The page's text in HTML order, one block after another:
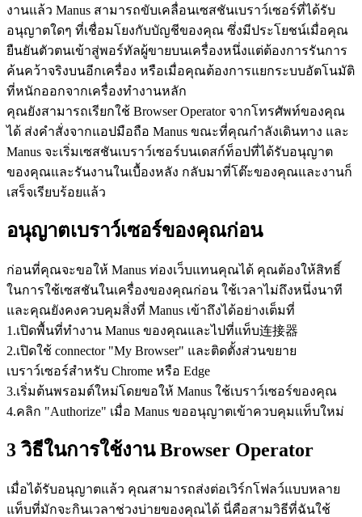
งานแล้ว Manus สามารถขับเคลื่อนเซสชันเบราว์เซอร์ที่ได้รับ
อนุญาตใดๆ ที่เชื่อมโยงกับบัญชีของคุณ ซึ่งมีประโยชน์เมื่อคุณ
ยืนยันตัวตนเข้าสู่พอร์ทัลผู้ขายบนเครื่องหนึ่งแต่ต้องการรันการ
ค้นคว้าจริงบนอีกเครื่อง หรือเมื่อคุณต้องการแยกระบบอัตโนมัติ
ที่หนักออกจากเครื่องทำงานหลัก
คุณยังสามารถเรียกใช้ Browser Operator จากโทรศัพท์ของคุณ
ได้ ส่งคำสั่งจากแอปมือถือ Manus ขณะที่คุณกำลังเดินทาง และ
Manus จะเริ่มเซสชันเบราว์เซอร์บนเดสก์ท็อปที่ได้รับอนุญาต
ของคุณและรันงานในเบื้องหลัง กลับมาที่โต๊ะของคุณและงานก็
เสร็จเรียบร้อยแล้ว
อนุญาตเบราว์เซอร์ของคุณก่อน
ก่อนที่คุณจะขอให้ Manus ท่องเว็บแทนคุณได้ คุณต้องให้สิทธิ์
ในการใช้เซสชันในเครื่องของคุณก่อน ใช้เวลาไม่ถึงหนึ่งนาที
และคุณยังคงควบคุมสิ่งที่ Manus เข้าถึงได้อย่างเต็มที่
1 .เปิดพื้นที่ทำงาน Manus ของคุณและไปที่แท็บ连接器
2.เปิดใช้ connector "My Browser" และติดตั้งส่วนขยาย
เบราว์เซอร์สำหรับ Chrome หรือ Edge
3.เริ่มต้นพรอมต์ใหม่โดยขอให้ Manus ใช้เบราว์เซอร์ของคุณ
4.คลิก "Authorize" เมื่อ Manus ขออนุญาตเข้าควบคุมแท็บใหม่
3 วิธีในการใช้งาน Browser Operator
เมื่อได้รับอนุญาตแล้ว คุณสามารถส่งต่อเวิร์กโฟลว์แบบหลาย
แท็บที่มักจะกินเวลาช่วงบ่ายของคุณได้ นี่คือสามวิธีที่ฉันใช้